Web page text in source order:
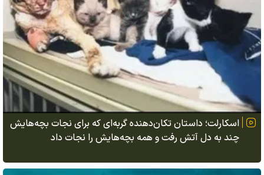
اسکارلت؛ داستان تکان‌دهنده گربه‌ای که برای نجات بچه‌هایش
چند به دل آتش رفت و همه بچه‌هایش را نجات داد